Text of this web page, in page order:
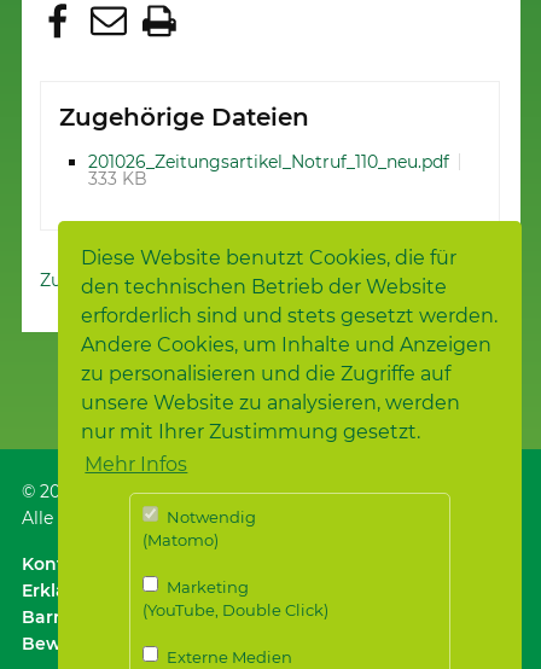
Diese Website benutzt Cookies, die für
den technischen Betrieb der Website
erforderlich sind und stets gesetzt werden.
Andere Cookies, um Inhalte und Anzeigen
zu personalisieren und die Zugriffe auf
unsere Website zu analysieren, werden
nur mit Ihrer Zustimmung gesetzt.
Mehr Infos
Notwendig
(Matomo)
Marketing
(YouTube, Double Click)
Externe Medien
Zugehörige Dateien
201026_Zeitungsartikel_Notruf_110_neu.pdf
333 KB
Zur Nachrichtenübersicht
© 2026 Samariterstiftung, Nürtingen
Alle Rechte vorbehalten.
Kontakt
Erklärung zur
Barrierefreiheit｜Datenschutz｜Datenschutz für
Bewerber*innen